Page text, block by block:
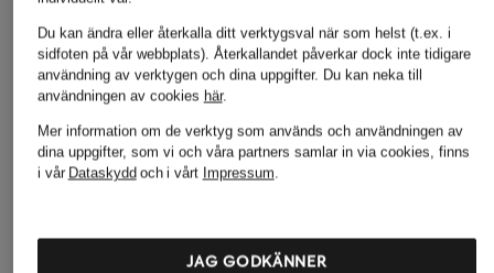
Du kan ändra eller återkalla ditt verktygsval när som helst (t.ex. i
sidfoten på vår webbplats). Återkallandet påverkar dock inte tidigare
användning av verktygen och dina uppgifter. Du kan neka till
användningen av cookies här.
Mer information om de verktyg som används och användningen av
dina uppgifter, som vi och våra partners samlar in via cookies, finns
i vår Dataskyddoch i vårt Impressum.
JAG GODKÄNNER